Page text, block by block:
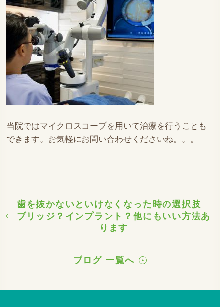
当院ではマイクロスコープを用いて治療を行うことも
できます。お気軽にお問い合わせくださいね。。。
歯を抜かないといけなくなった時の選択肢
ブリッジ？インプラント？他にもいい方法あ
ります
ブログ 一覧へ